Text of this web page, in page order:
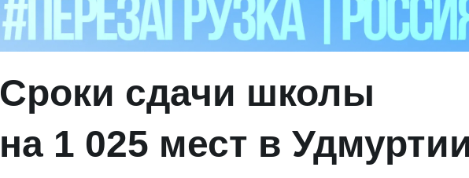
Сроки сдачи школы
на 1 025 мест в